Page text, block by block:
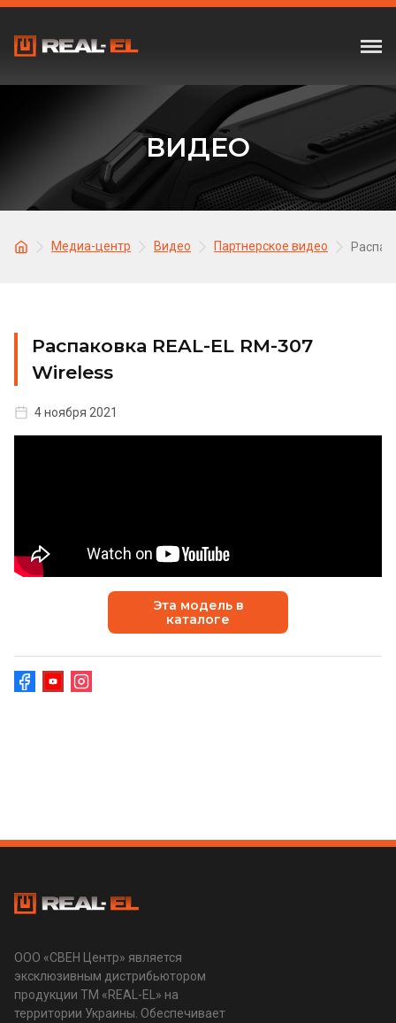
ВИДЕО
Медиа-центр Видео Партнерское видео
Распаковка REAL-EL RM-307
Wireless
4 ноября 2021
Эта модель в
каталоге
ООО «СВЕН Центр» является
эксклюзивным дистрибьютором
продукции ТМ «REAL-EL» на
территории Украины. Обеспечивает